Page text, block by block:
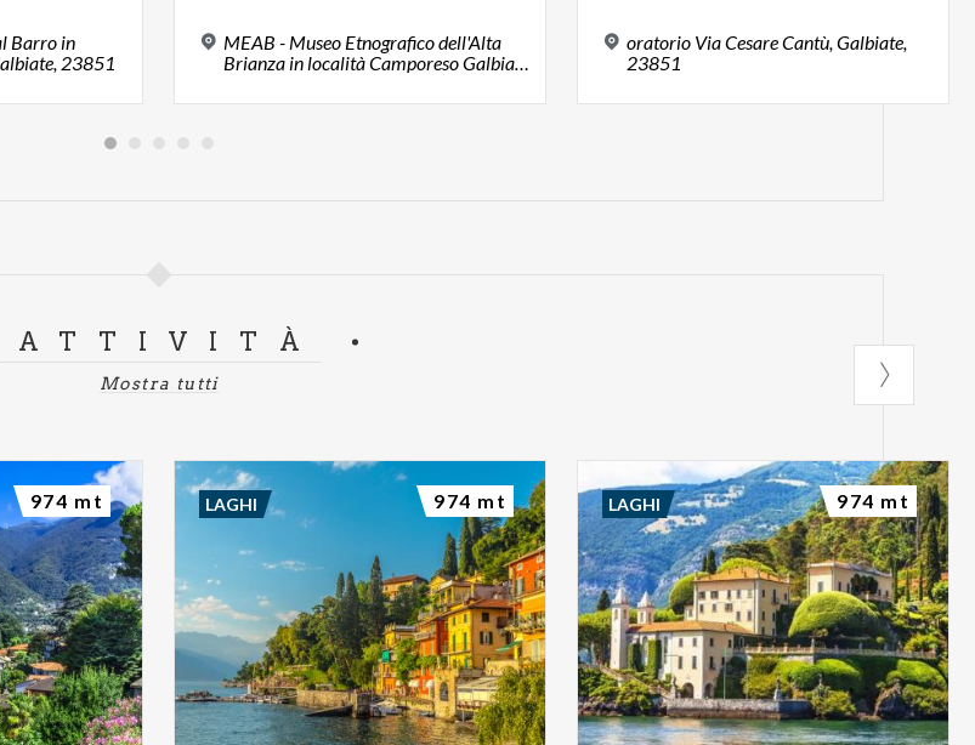
Barro in
23851
MEAB - Museo Etnografico dell'Alta
Brianza in località Camporeso Galbiate, 23851, Località Camporese
oratorio Via Cesare Cantù, Galbiate,
23851
ATTIVITÀ
Mostra tutti
974 mt LAGHI 974 mt LAGHI 974 mt